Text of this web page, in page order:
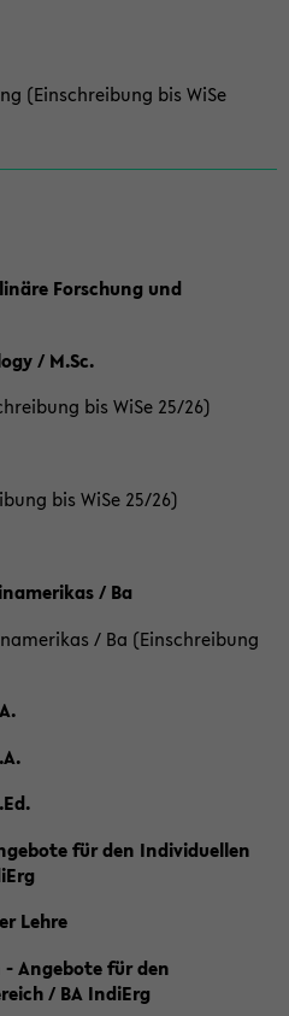
(Einschreibung bis WiSe
Forschung und
/ M.Sc.
bis WiSe 25/26)
bis WiSe 25/26)
/ Ba
/ Ba (Einschreibung
für den Individuellen
Lehre
- Angebote für den
/ BA IndiErg